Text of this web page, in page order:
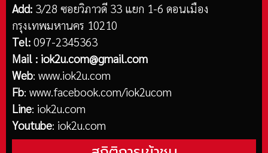
Add: 3/28 ซอยวิภาวดี 33 แยก 1-6 ดอนเมือง
กรุงเทพมหานคร 10210
Tel: 097-2345363
Mail : iok2u.com@gmail.com
Web: www.iok2u.com
Fb: www.facebook.com/iok2ucom
Line: iok2u.com
Youtube: iok2u.com